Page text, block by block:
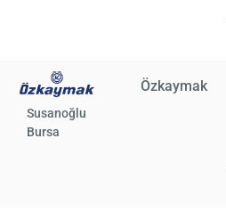
Özkaymak
Susanoğlu
Bursa